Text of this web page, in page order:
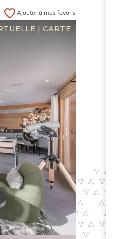
Ajouter à mes favoris
| CARTE